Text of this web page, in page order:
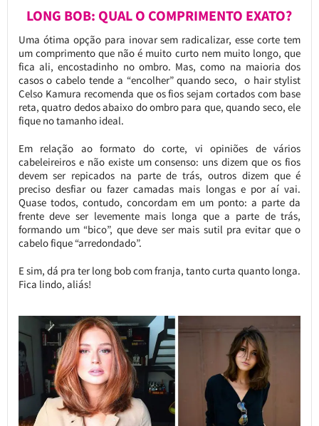
LONG BOB: QUAL O COMPRIMENTO EXATO?
Uma ótima opção para inovar sem radicalizar, esse corte tem
um comprimento que não é muito curto nem muito longo, que
fica ali, encostadinho no ombro. Mas, como na maioria dos
casos o cabelo tende a “encolher” quando seco, o hair stylist
Celso Kamura recomenda que os fios sejam cortados com base
reta, quatro dedos abaixo do ombro para que, quando seco, ele
fique no tamanho ideal.
Em relação ao formato do corte, vi opiniões de vários
cabeleireiros e não existe um consenso: uns dizem que os fios
devem ser repicados na parte de trás, outros dizem que é
preciso desfiar ou fazer camadas mais longas e por aí vai.
Quase todos, contudo, concordam em um ponto: a parte da
frente deve ser levemente mais longa que a parte de trás,
formando um “bico”, que deve ser mais sutil pra evitar que o
cabelo fique “arredondado”.
E sim, dá pra ter long bob com franja, tanto curta quanto longa.
Fica lindo, aliás!